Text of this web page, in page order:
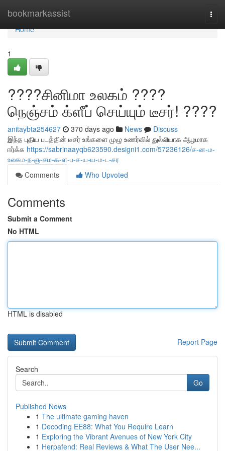
bookmarkassist
Home
Home
1
????சினிமா உலகம் ????
நெஞ்சம் க்ளீப் செய்யும் டீசர்! ????
anitaybta254627 370 days ago News
Discuss
இந்த புதிய படத்தின் டீசர் உங்களை முழு உணர்வில் துல்லியாக ஆழமாக
ஈர்க்க https://sabrinaayqb623590.designi1.com/57236126/ச-ன-ம-
உலகம-ந-ஞ-சம-க-ள-ப-ச-ய-ய-ம-ட-சர
Comments
Who Upvoted
Comments
Submit a Comment
No HTML
HTML is disabled
Report Page
Search
Go
Published News
1 The ultimate gaming haven
1 Decoding EE88: What You Require Learn
1 Exploring the Vibrant Avenues of New York City
1 Herpafend: Real Reviews & What The User Nee...